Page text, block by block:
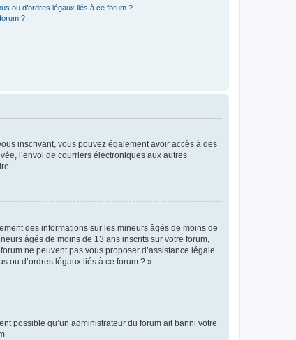
ou d’ordres légaux liés à ce forum ?
?
inscrivant, vous pouvez également avoir accès à des
l’envoi de courriers électroniques aux autres
des informations sur les mineurs âgés de moins de
âgés de moins de 13 ans inscrits sur votre forum,
ne peuvent pas vous proposer d’assistance légale
ou d’ordres légaux liés à ce forum ? ».
possible qu’un administrateur du forum ait banni votre